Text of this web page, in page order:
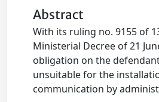
Abstract
With its ruling no. 9155 of
Ministerial Decree of 21
obligation on the
unsuitable for the
communication by